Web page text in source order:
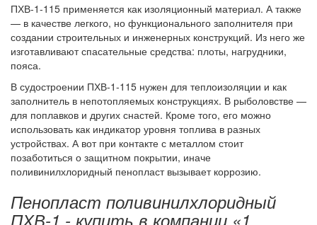
ПХВ-1-115 применяется как изоляционный материал. А также
— в качестве легкого, но функционального заполнителя при
создании строительных и инженерных конструкций. Из него же
изготавливают спасательные средства: плоты, нагрудники,
пояса.
В судостроении ПХВ-1-115 нужен для теплоизоляции и как
заполнитель в непотопляемых конструкциях. В рыболовстве —
для поплавков и других снастей. Кроме того, его можно
использовать как индикатор уровня топлива в разных
устройствах. А вот при контакте с металлом стоит
позаботиться о защитном покрытии, иначе
поливинилхлоридный пенопласт вызывает коррозию.
Пенопласт поливинилхлоридный
ПХВ-1 - купить в компании «1